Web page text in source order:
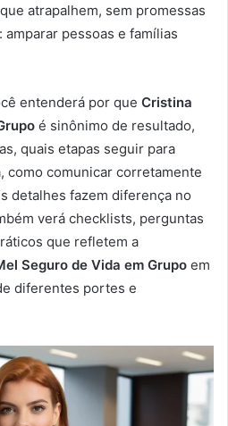
atrapalhem, sem promessas
pessoas e famílias
entenderá por que Cristina
é sinônimo de resultado,
quais etapas seguir para
como comunicar corretamente
detalhes fazem diferença no
verá checklists, perguntas
que refletem a
Seguro de Vida em Grupo em
diferentes portes e